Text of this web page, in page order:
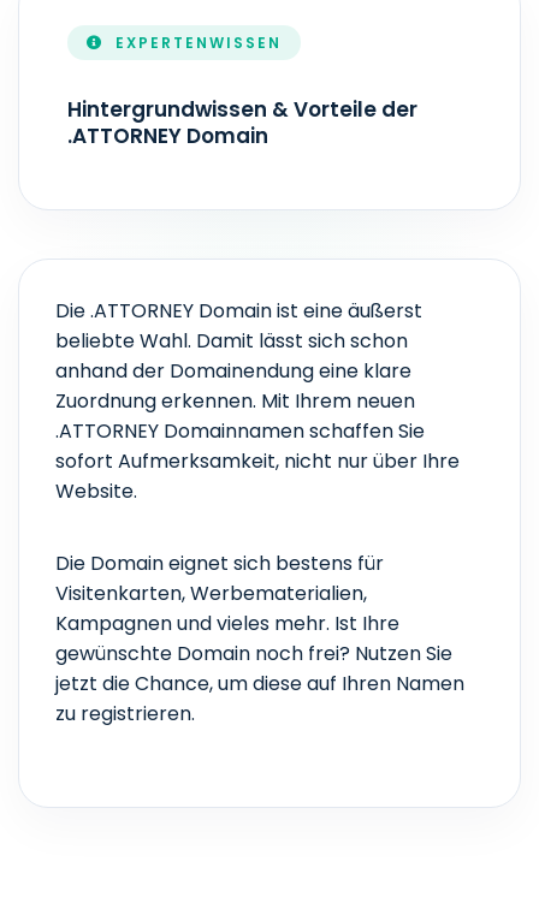
ZONEFILE-AKTUALISIERUNG
EXPERTENWISSEN
Hintergrundwissen & Vorteile der
.ATTORNEY Domain
Die .ATTORNEY Domain ist eine äußerst
beliebte Wahl. Damit lässt sich schon
anhand der Domainendung eine klare
Zuordnung erkennen. Mit Ihrem neuen
.ATTORNEY Domainnamen schaffen Sie
sofort Aufmerksamkeit, nicht nur über Ihre
Website.
Die Domain eignet sich bestens für
Visitenkarten, Werbematerialien,
Kampagnen und vieles mehr. Ist Ihre
gewünschte Domain noch frei? Nutzen Sie
jetzt die Chance, um diese auf Ihren Namen
zu registrieren.